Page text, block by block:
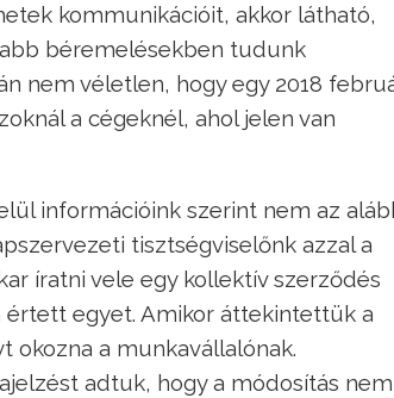
kommunikációit, akkor látható,
béremelésekben tudunk
nem véletlen, hogy egy 2018
a cégeknél, ahol jelen van
információink szerint nem az
tisztségviselőnk azzal a
íratni vele egy kollektív szerződés
egyet. Amikor áttekintettük a
okozna a munkavállalónak.
adtuk, hogy a módosítás nem